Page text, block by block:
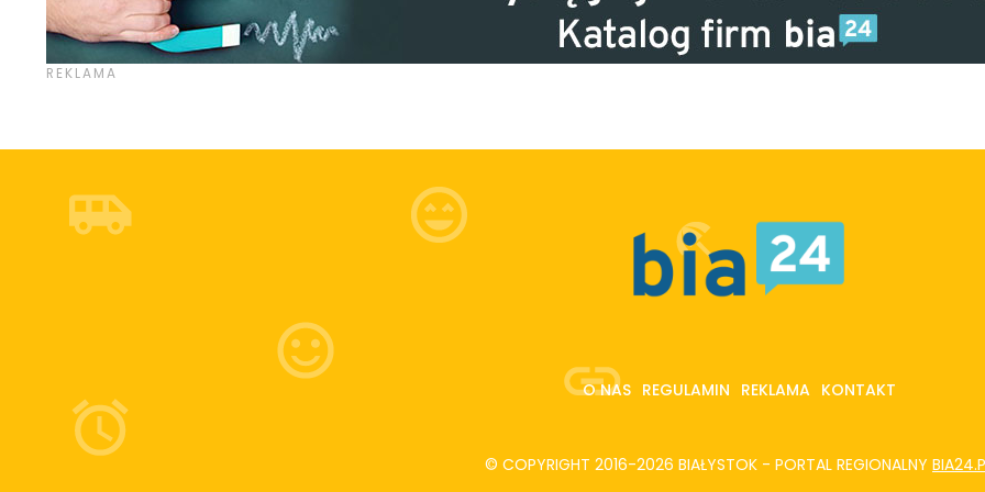
O NAS REGULAMIN REKLAMA KONTAKT
© COPYRIGHT 2016-2026 BIAŁYSTOK - PORTAL REGIONALNY